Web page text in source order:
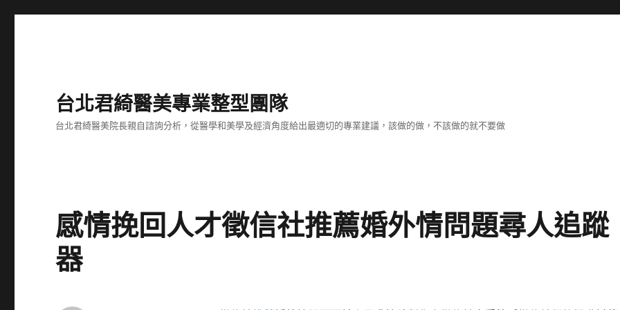
台北君綺醫美專業整型團隊
台北君綺醫美院長親自諮詢分析，從醫學和美學及經濟角度給出最適切的專業建議，該做的做，不該做的就不要做
感情挽回人才徵信社推薦婚外情問題尋人追蹤
器